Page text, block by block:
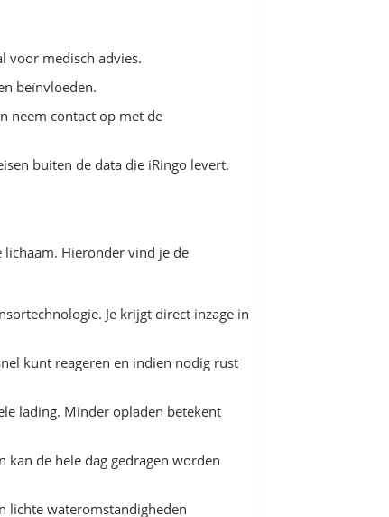
voor medisch advies.
beïnvloeden.
neem contact op met de
buiten de data die iRingo levert.
lichaam. Hieronder vind je de
Je krijgt direct inzage in
kunt reageren en indien nodig rust
lading. Minder opladen betekent
de hele dag gedragen worden
lichte wateromstandigheden